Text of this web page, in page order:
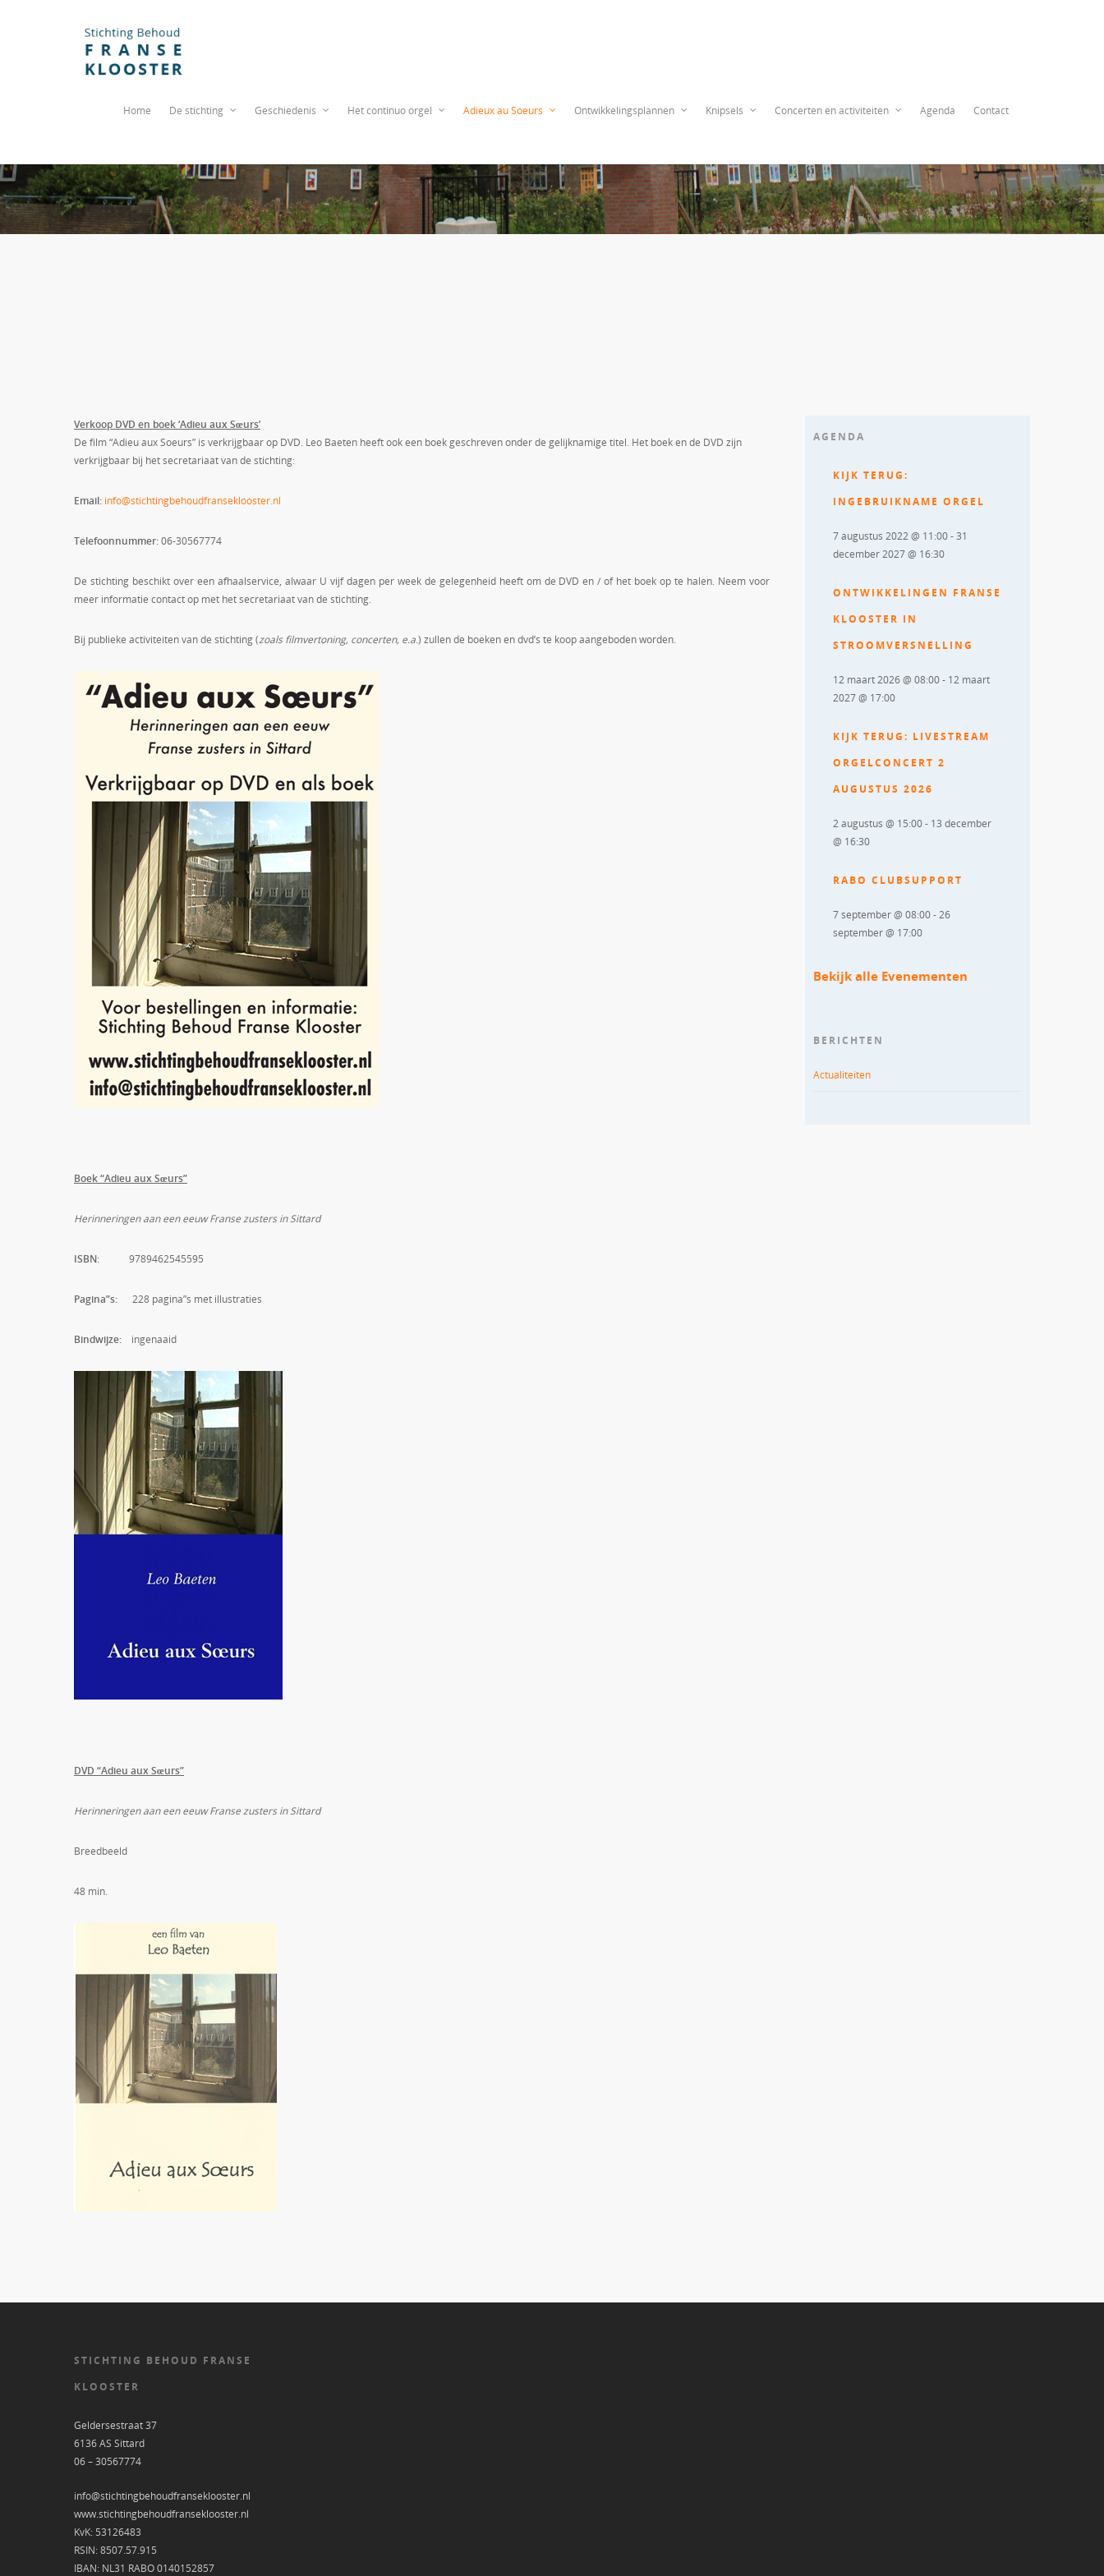
Home De stichting Geschiedenis Het continuo orgel Adieux au Soeurs Ontwikkelingsplannen Knipsels Concerten en activiteiten Agenda Contact
Verkoop DVD en boek ‘Adieu aux Sœurs’
De film “Adieu aux Soeurs” is verkrijgbaar op DVD. Leo Baeten heeft ook een boek geschreven onder de gelijknamige titel. Het boek en de DVD zijn
verkrijgbaar bij het secretariaat van de stichting:
Email: info@stichtingbehoudfranseklooster.nl
Telefoonnummer:06-30567774
De stichting beschikt over een afhaalservice, alwaar U vijf dagen per week de gelegenheid heeft om de DVD en / of het boek op te halen. Neem voor
meer informatie contact op met het secretariaat van de stichting.
Bij publieke activiteiten van de stichting (zoals filmvertoning, concerten, e.a.) zullen de boeken en dvd’s te koop aangeboden worden.
Boek “Adieu aux Sœurs”
Herinneringen aan een eeuw Franse zusters in Sittard
ISBN: 9789462545595
Pagina”s: 228 pagina”s met illustraties
Bindwijze: ingenaaid
DVD “Adieu aux Sœurs”
Herinneringen aan een eeuw Franse zusters in Sittard
Breedbeeld
48 min.
AGENDA
KIJK TERUG:
INGEBRUIKNAME ORGEL
7 augustus 2022 @ 11:00-31
december 2027 @ 16:30
ONTWIKKELINGEN FRANSE
KLOOSTER IN
STROOMVERSNELLING
12 maart 2026 @ 08:00- 12 maart
2027 @ 17:00
KIJK TERUG: LIVESTREAM
ORGELCONCERT 2
AUGUSTUS 2026
2 augustus @ 15:00- 13 december
@ 16:30
RABO CLUBSUPPORT
7 september @ 08:00-26
september @ 17:00
Bekijk alle Evenementen
BERICHTEN
Actualiteiten
STICHTING BEHOUD FRANSE
KLOOSTER
Geldersestraat 37
6136 AS Sittard
06 – 30567774
info@stichtingbehoudfranseklooster.nl
www.stichtingbehoudfranseklooster.nl
KvK: 53126483
RSIN: 8507.57.915
IBAN: NL31 RABO 0140152857